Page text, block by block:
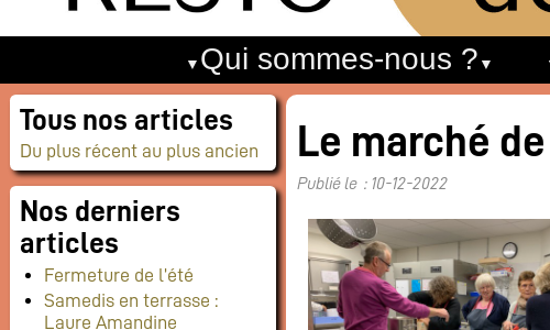
Qui sommes-nous ?
Le marché
Publié le : 10-12-2022
Tous nos articles
Du plus récent au plus ancien
Nos derniers
articles
Fermeture de l’été
Samedis en terrasse :
Laure Amandine